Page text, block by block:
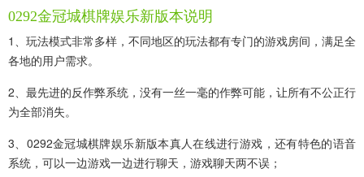
0292金冠城棋牌娱乐新版本说明
1、玩法模式非常多样，不同地区的玩法都有专门的游戏房间，满足全
各地的用户需求。
2、最先进的反作弊系统，没有一丝一毫的作弊可能，让所有不公正行
为全部消失。
3、0292金冠城棋牌娱乐新版本真人在线进行游戏，还有特色的语音
系统，可以一边游戏一边进行聊天，游戏聊天两不误；